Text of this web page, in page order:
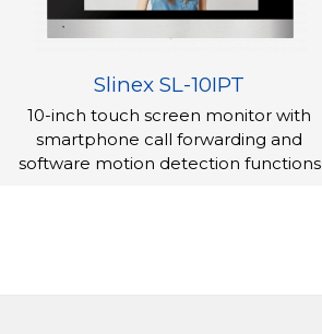
Slinex SL-10IPT
10-inch touch screen monitor with
smartphone call forwarding and
software motion detection functions